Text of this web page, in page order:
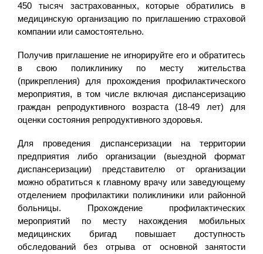
450 тысяч застрахованных, которые обратились в
медицинскую организацию по приглашению страховой
компании или самостоятельно.
Получив приглашение не игнорируйте его и обратитесь
в свою поликлинику по месту жительства
(прикрепления) для прохождения профилактического
мероприятия, в том числе включая диспансеризацию
граждан репродуктивного возраста (18-49 лет) для
оценки состояния репродуктивного здоровья.
Для проведения диспансеризации на территории
предприятия либо организации (выездной формат
диспансеризации) представителю от организации
можно обратиться к главному врачу или заведующему
отделением профилактики поликлиники или районной
больницы. Прохождение профилактических
мероприятий по месту нахождения мобильных
медицинских бригад повышает доступность
обследований без отрыва от основной занятости